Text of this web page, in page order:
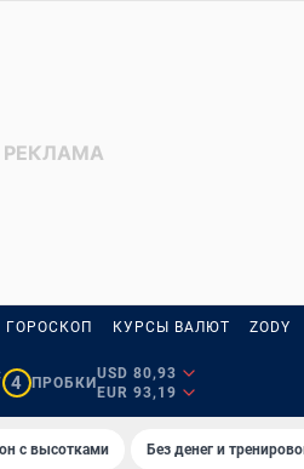
ГОРОСКОП КУРСЫ ВАЛЮТ ZODY
4 ПРОБКИ
USD 80,93
EUR 93,19
с высотками Без денег и